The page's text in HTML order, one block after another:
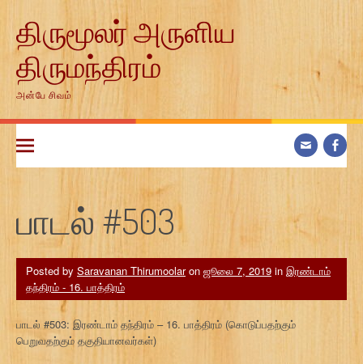
contentதிருமூலர் அருளிய
திருமந்திரம்
அன்பே சிவம்
பாடல் #503
Posted by Saravanan Thirumoolaron ஜூலை 7, 2019 in இரண்டாம்
தந்திரம் - 16. பாத்திரம்
பாடல் #503: இரண்டாம் தந்திரம் – 16. பாத்திரம் (கொடுப்பதற்கும்
பெறுவதற்கும் தகுதியானவர்கள்)